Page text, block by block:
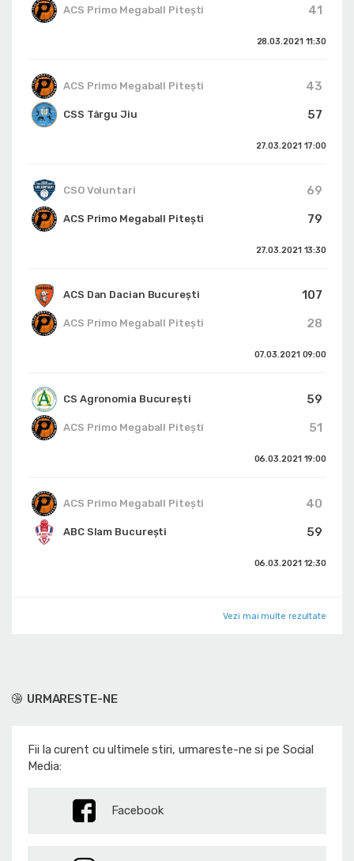
41
ACS Primo Megaball Pitești
28.03.2021 11:30
ACS Primo Megaball Pitești
43
57
CSS Târgu Jiu
27.03.2021 17:00
CSO Voluntari
69
79
ACS Primo Megaball Pitești
27.03.2021 13:30
ACS Dan Dacian Bucureşti
107
28
ACS Primo Megaball Pitești
07.03.2021 09:00
CS Agronomia București
59
51
ACS Primo Megaball Pitești
06.03.2021 19:00
ACS Primo Megaball Pitești
40
59
ABC Slam București
06.03.2021 12:30
Vezi mai multe rezultate
URMARESTE-NE
Fii la curent cu ultimele stiri, urmareste-ne si pe Social
Media:
Facebook